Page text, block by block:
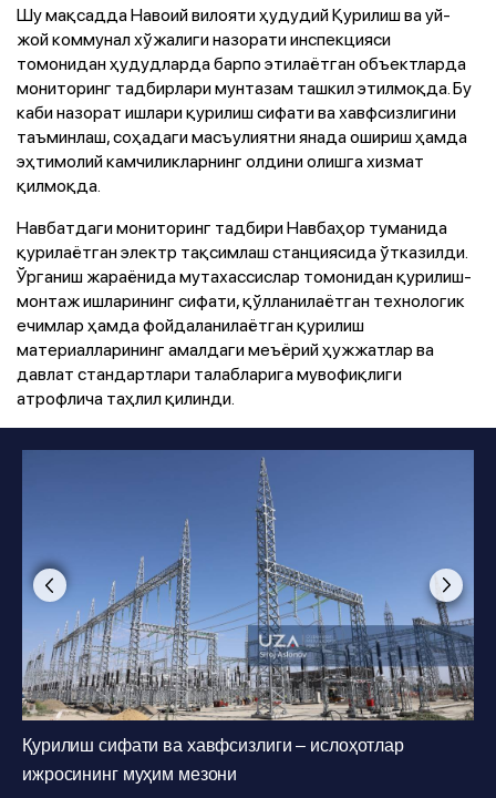
Шу мақсадда Навоий вилояти ҳудудий Қурилиш ва уй-
жой коммунал хўжалиги назорати инспекцияси
томонидан ҳудудларда барпо этилаётган объектларда
мониторинг тадбирлари мунтазам ташкил этилмоқда. Бу
каби назорат ишлари қурилиш сифати ва хавфсизлигини
таъминлаш, соҳадаги масъулиятни янада ошириш ҳамда
эҳтимолий камчиликларнинг олдини олишга хизмат
қилмоқда.
Навбатдаги мониторинг тадбири Навбаҳор туманида
қурилаётган электр тақсимлаш станциясида ўтказилди.
Ўрганиш жараёнида мутахассислар томонидан қурилиш-
монтаж ишларининг сифати, қўлланилаётган технологик
ечимлар ҳамда фойдаланилаётган қурилиш
материалларининг амалдаги меъёрий ҳужжатлар ва
давлат стандартлари талабларига мувофиқлиги
атрофлича таҳлил қилинди.
Қурилиш сифати ва хавфсизлиги – ислоҳотлар
ижросининг муҳим мезони
Фото: Siroj Aslonov